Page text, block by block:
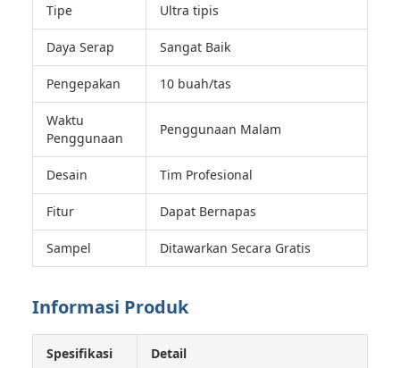
Tipe Ultra tipis
Daya Serap Sangat Baik
Pengepakan 10 buah/tas
Waktu
Penggunaan
Penggunaan Malam
Desain Tim Profesional
Fitur Dapat Bernapas
Sampel Ditawarkan Secara Gratis
Informasi Produk
Spesifikasi Detail